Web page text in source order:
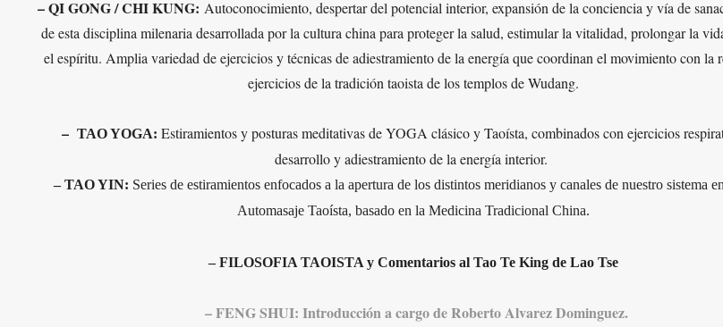
– QI GONG / CHI KUNG: Autoconocimiento, despertar del potencial interior, expansión de la conciencia y vía de
de esta disciplina milenaria desarrollada por la cultura china para proteger la salud, estimular la vitalidad, prolongar la
el espíritu. Amplia variedad de ejercicios y técnicas de adiestramiento de la energía que coordinan el movimiento con la
ejercicios de la tradición taoista de los templos de Wudang.
– TAO YOGA:Estiramientos y posturas meditativas de YOGA clásico y Taoísta, combinados con ejercicios
desarrollo y adiestramiento de la energía interior.
– TAO YIN: Series de estiramientos enfocados a la apertura de los distintos meridianos y canales de nuestro sistema
Automasaje Taoísta, basado en la Medicina Tradicional China.
– FILOSOFIA TAOISTA y Comentarios al Tao Te King de Lao Tse
– FENG SHUI: Introducción a cargo de Roberto Alvarez Dominguez.